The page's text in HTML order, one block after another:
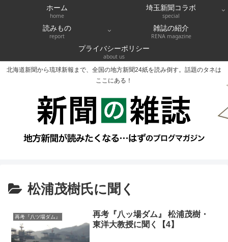
北海道新聞から琉球新報まで、全国の地方新聞24紙を読み倒す。話題のタネは
ここにある！
ホーム
home
埼玉新聞コラボ
special
読みもの
report
雑誌の紹介
RENA magazine
プライバシーポリシー
about us
松浦茂樹氏に聞く
再考『八ツ場ダム』
再考『八ッ場ダム』 松浦茂樹・
東洋大教授に聞く【4】